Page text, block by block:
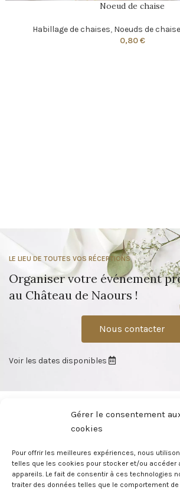
Gérer le consentement
cookies
Pour offrir les meilleures expériences, nous
telles que les cookies pour stocker et/ou accéder
appareils. Le fait de consentir à ces technologies
traiter des données telles que le comportement de
Noeud de chaise
Habillage de chaises, Noeuds de
0,80€
LE LIEU DE TOUTES VOS RÉCEPTIONS
Organiser votre événement
au Château de Naours !
Nous contacter
Voir les dates disponibles
À moins de 15 minutes d’Amiens, le Château
cadre privilégié pour vos événements :